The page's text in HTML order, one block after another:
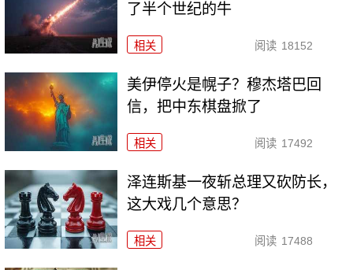
了半个世纪的牛
相关 阅读 18152
美伊停火是幌子？穆杰塔巴回
信，把中东棋盘掀了
相关 阅读 17492
泽连斯基一夜斩总理又砍防长，
这大戏几个意思？
相关 阅读 17488